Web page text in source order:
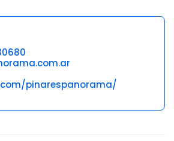
pinarespanorama/